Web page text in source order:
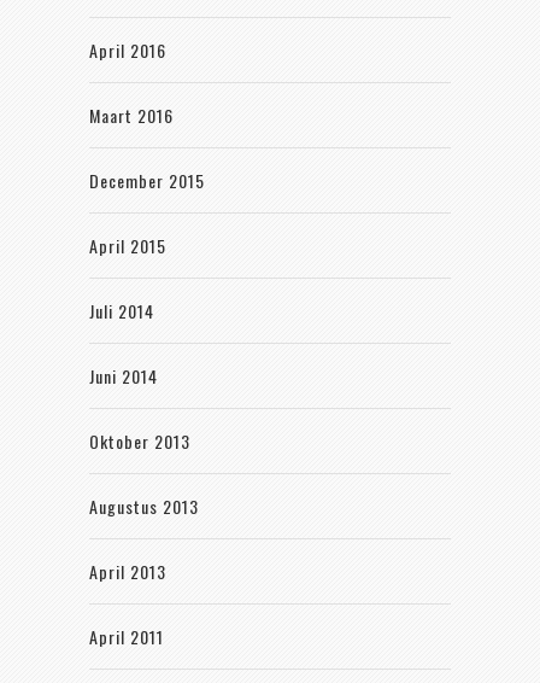
April 2016
Maart 2016
December 2015
April 2015
Juli 2014
Juni 2014
Oktober 2013
Augustus 2013
April 2013
April 2011